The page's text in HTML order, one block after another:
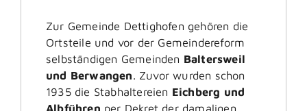
Zur Gemeinde Dettighofen gehören die
Ortsteile und vor der Gemeindereform
selbständigen Gemeinden Baltersweil
und Berwangen . Zuvor wurden schon
1935 die Stabhaltereien Eichberg und
Albführen per Dekret der damaligen